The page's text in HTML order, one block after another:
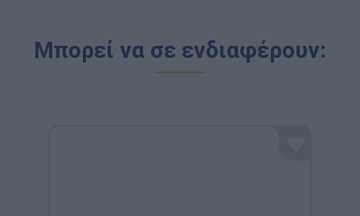
Μπορεί να σε ενδιαφέρουν: